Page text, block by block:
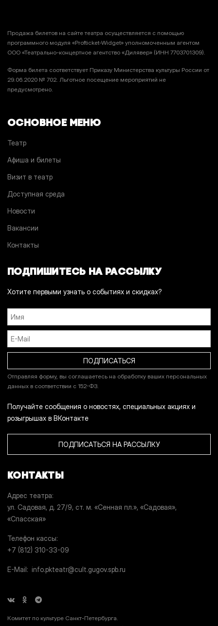
Продажа билетов на сайте театра осуществляется с помощью
программного модуля «Profticket-Widget» уполномоченным агентом
ООО «Театрально-концертное агентство «Дилявер» (ИНН 7703701309).
Форма билета соответствует Приказу Министерства культуры России от
29.06.2020 № 702. Льготное посещение мероприятий не
предусмотрено.
ОСНОВНОЕ МЕНЮ
Театр
Афиша и билеты
Визит в театр
Доступная среда
Новости
Вакансии
Контакты
ПОДПИШИТЕСЬ НА РАССЫЛКУ
Хотите первыми узнать о событиях и скидках?
Отправляя форму, вы соглашаетесь на обработку ваших персональных
данных в соответствии с 152-ФЗ.
Получайте сообщения о новостях, специальных акциях и
розыгрышах в ВКонтакте
ПОДПИСАТЬСЯ НА РАССЫЛКУ
КОНТАКТЫ
Адрес театра
ул. Садовая, д. 27/9, ст. м. «Сенная пл.», «Садовая»,
«Спасская»
Телефон кассы
+7 (812) 310-33-09
E-Mail info.pkteatr@cult.gugov.spb.ru
Комитет по культуре Санкт-Петербурга.